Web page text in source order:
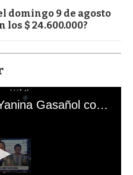
domingo 9 de agosto
los $ 24.600.000?
El mal momento de Yanina Gasañol con un hincha argentino en "Subrayado"